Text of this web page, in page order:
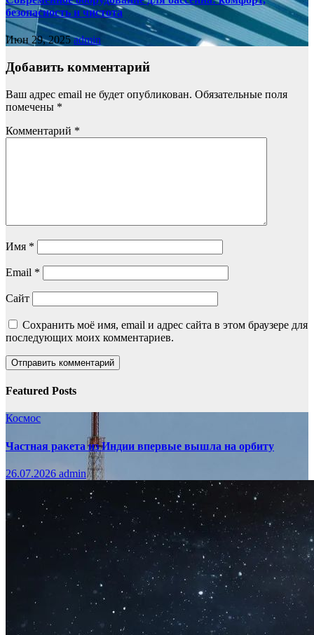
безопасность и чистота
Июн 29, 2025admin
Добавить комментарий
Ваш адрес email не будет опубликован. Обязательные поля
помечены *
Комментарий *
Имя *
Email *
Сайт
Сохранить моё имя, email и адрес сайта в этом браузере для
последующих моих комментариев.
Featured Posts
Космос
Частная ракета из Индии впервые вышла на орбиту
26.07.2026 admin